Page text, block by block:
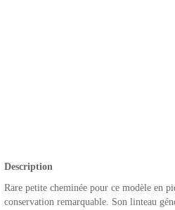
Description
Rare petite cheminée pour ce modèle en
conservation remarquable. Son linteau